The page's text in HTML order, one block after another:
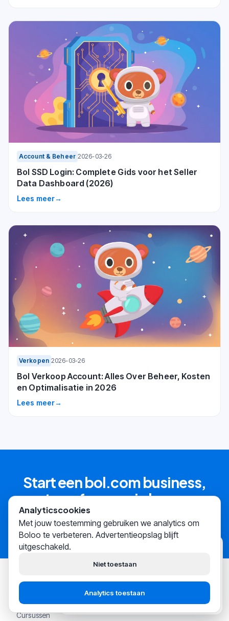
Account & Beheer 2026-03-26
Bol SSD Login: Complete Gids voor het Seller
Data Dashboard (2026)
Lees meer→
Verkopen 2026-03-26
Bol Verkoop Account: Alles Over Beheer, Kosten
en Optimalisatie in 2026
Lees meer→
Start een bol.com business,
transformeer je leven
Start nu gratis →
Oplossingen
Cursussen
bol.com-verkopers
Start gratis
Analyticscookies
Met jouw toestemming gebruiken we analytics om
Boloo te verbeteren. Advertentieopslag blijft
uitgeschakeld.
Niet toestaan
Analytics toestaan